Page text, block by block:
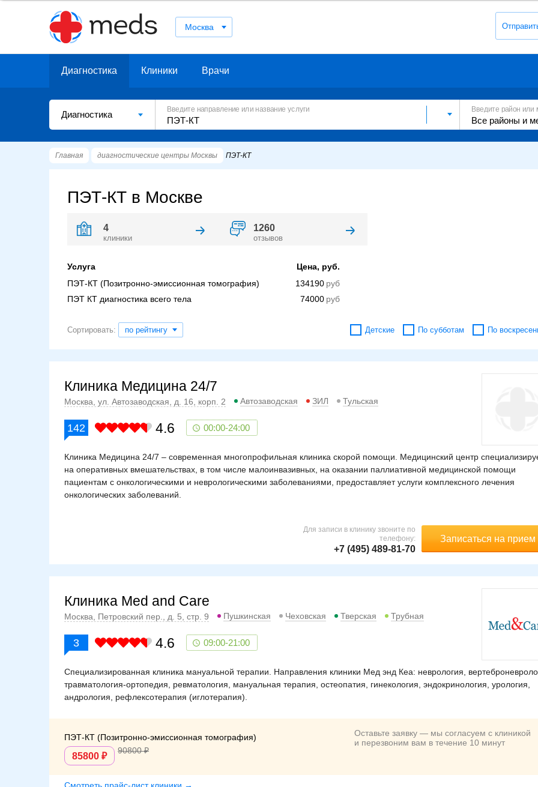
Москва
Диагностика Клиники Врачи
Диагностика
Введите направление или название услуги Введите район или
Главная диагностические центры Москвы ПЭТ-КТ
ПЭТ-КТ в Москве
4
клиники
1260
отзывов
Услуга
Цена, руб.
ПЭТ-КТ (Позитронно-эмиссионная томография)
134190
ПЭТ КТ диагностика всего тела
74000
Сортировать: по рейтингу Детские По субботам По
Клиника Медицина 24/7
Москва, ул. Автозаводская, д. 16, корп. 2 Автозаводская ЗИЛ Тульская
142 4.6 00:00-24:00
Клиника Медицина 24/7 – современная многопрофильная клиника скорой помощи. Медицинский центр
на оперативных вмешательствах, в том числе малоинвазивных, на оказании паллиативной медицинской помощи
пациентам с онкологическими и неврологическими заболеваниями, предоставляет услуги комплексного лечения
онкологических заболеваний.
Записаться на прием
Для записи в клинику звоните по
телефону:
+7 (495) 489-81-70
Клиника Med and Care
Москва, Петровский пер., д. 5, стр. 9 Пушкинская Чеховская Тверская Трубная
3 4.6 09:00-21:00
Специализированная клиника мануальной терапии. Направления клиники Мед энд Кеа: неврология,
травматология-ортопедия, ревматология, мануальная терапия, остеопатия, гинекология, эндокринология, урология,
андрология, рефлексотерапия (иглотерапия).
ПЭТ-КТ (Позитронно-эмиссионная томография)
85800
90800
Оставьте заявку — мы согласуем с клиникой
и перезвоним вам в течение 10 минут